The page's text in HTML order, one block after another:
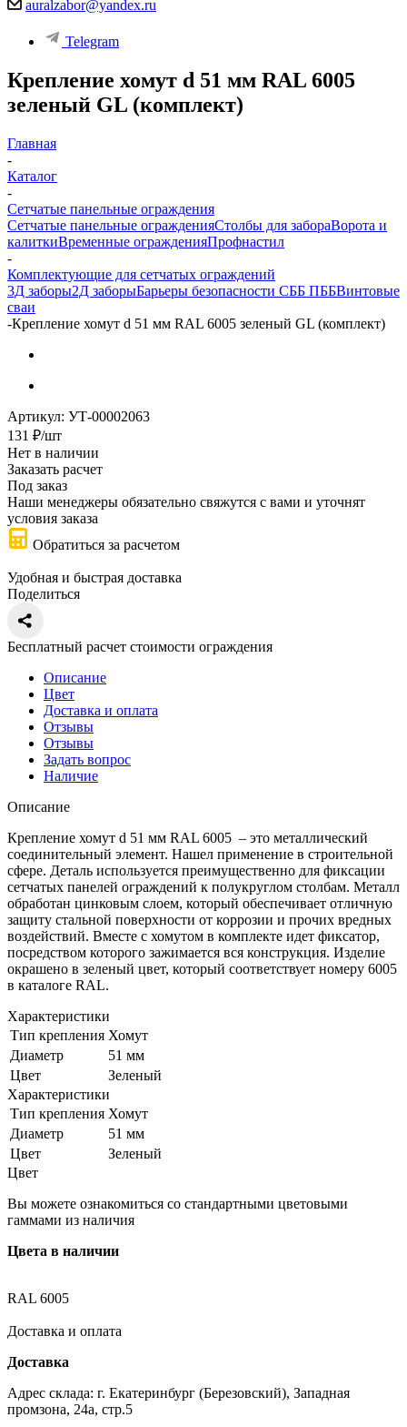
auralzabor@yandex.ru
Telegram
Крепление хомут d 51 мм RAL 6005
зеленый GL (комплект)
Главная
-
Каталог
-
Сетчатые панельные ограждения
Сетчатые панельные огражденияСтолбы для забораВорота и
калиткиВременные огражденияПрофнастил
-
Комплектующие для сетчатых ограждений
3Д заборы2Д заборыБарьеры безопасности СББ ПББВинтовые
сваи
-Крепление хомут d 51 мм RAL 6005 зеленый GL (комплект)
Артикул: УТ-00002063
131 ₽/шт
Нет в наличии
Заказать расчет
Под заказ
Наши менеджеры обязательно свяжутся с вами и уточнят
условия заказа
Обратиться за расчетом
Удобная и быстрая доставка
Поделиться
Бесплатный расчет стоимости ограждения
Описание
Цвет
Доставка и оплата
Отзывы
Отзывы
Задать вопрос
Наличие
Описание
Крепление хомут d 51 мм RAL 6005 – это металлический
соединительный элемент. Нашел применение в строительной
сфере. Деталь используется преимущественно для фиксации
сетчатых панелей ограждений к полукруглом столбам. Металл
обработан цинковым слоем, который обеспечивает отличную
защиту стальной поверхности от коррозии и прочих вредных
воздействий. Вместе с хомутом в комплекте идет фиксатор,
посредством которого зажимается вся конструкция. Изделие
окрашено в зеленый цвет, который соответствует номеру 6005
в каталоге RAL.
Характеристики
Тип крепления Хомут
Диаметр
51 мм
Цвет
Зеленый
Характеристики
Тип крепления Хомут
Диаметр
51 мм
Цвет
Зеленый
Цвет
Вы можете ознакомиться со стандартными цветовыми
гаммами из наличия
Цвета в наличии
RAL 6005
Доставка и оплата
Доставка
Адрес склада: г. Екатеринбург (Березовский), Западная
промзона, 24а, стр.5